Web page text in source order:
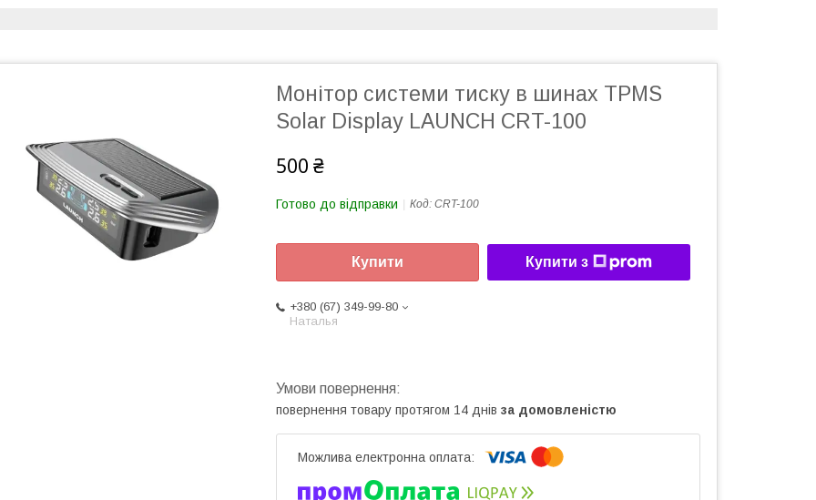
Монітор системи тиску в шинах TPMS
Solar Display LAUNCH CRT-100
500 ₴
Готово до відправки Код: CRT-100
Купити Купити з
+380 (67) 349-99-80
Наталья
повернення товару протягом 14 днів за домовленістю